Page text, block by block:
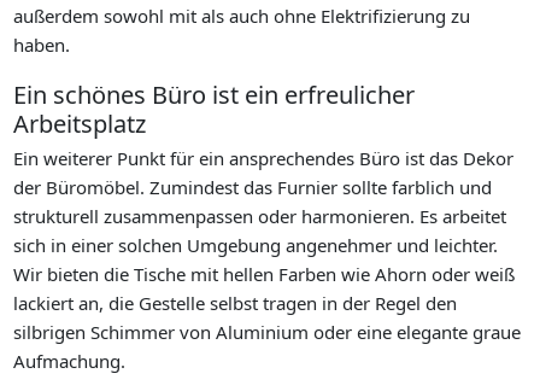
außerdem sowohl mit als auch ohne Elektrifizierung zu
haben.
Ein schönes Büro ist ein erfreulicher
Arbeitsplatz
Ein weiterer Punkt für ein ansprechendes Büro ist das Dekor
der Büromöbel. Zumindest das Furnier sollte farblich und
strukturell zusammenpassen oder harmonieren. Es arbeitet
sich in einer solchen Umgebung angenehmer und leichter.
Wir bieten die Tische mit hellen Farben wie Ahorn oder weiß
lackiert an, die Gestelle selbst tragen in der Regel den
silbrigen Schimmer von Aluminium oder eine elegante graue
Aufmachung.